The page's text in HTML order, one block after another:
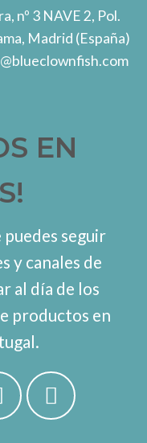
nº 3 NAVE 2, Pol.
Madrid (España)
EN
seguir
y canales de
al día de los
productos en